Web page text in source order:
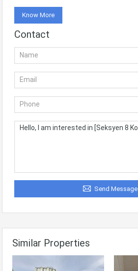
Know More
Contact
Send Message
Similar Properties